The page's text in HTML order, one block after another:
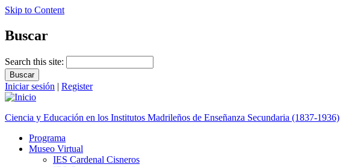
Skip to Content
Buscar
Search this site:
Iniciar sesión | Register
Ciencia y Educación en los Institutos Madrileños de Enseñanza Secundaria (1837-1936)
Programa
Museo Virtual
IES Cardenal Cisneros